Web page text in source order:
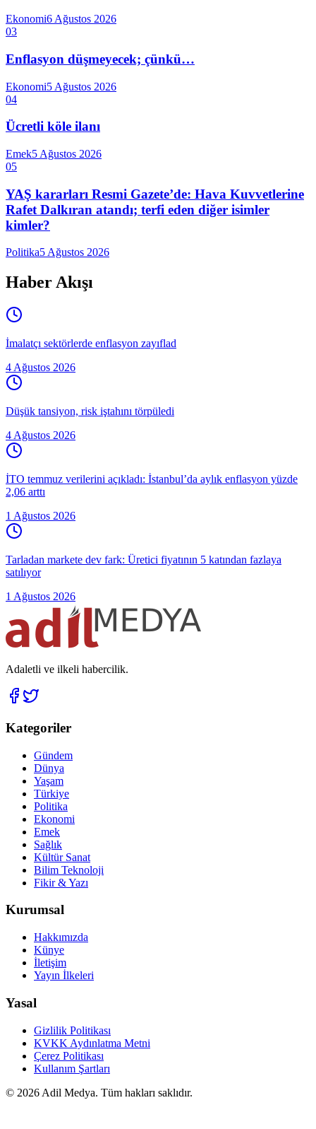
Ekonomi6 Ağustos 2026
03
Enflasyon düşmeyecek; çünkü…
Ekonomi5 Ağustos 2026
04
Ücretli köle ilanı
Emek5 Ağustos 2026
05
YAŞ kararları Resmi Gazete’de: Hava Kuvvetlerine
Rafet Dalkıran atandı; terfi eden diğer isimler
kimler?
Politika5 Ağustos 2026
Haber Akışı
İmalatçı sektörlerde enflasyon zayıflad
4 Ağustos 2026
Düşük tansiyon, risk iştahını törpüledi
4 Ağustos 2026
İTO temmuz verilerini açıkladı: İstanbul’da aylık enflasyon yüzde
2,06 arttı
1 Ağustos 2026
Tarladan markete dev fark: Üretici fiyatının 5 katından fazlaya
satılıyor
1 Ağustos 2026
Adaletli ve ilkeli habercilik.
Kategoriler
Gündem
Dünya
Yaşam
Türkiye
Politika
Ekonomi
Emek
Sağlık
Kültür Sanat
Bilim Teknoloji
Fikir & Yazı
Kurumsal
Hakkımızda
Künye
İletişim
Yayın İlkeleri
Yasal
Gizlilik Politikası
KVKK Aydınlatma Metni
Çerez Politikası
Kullanım Şartları
© 2026 Adil Medya. Tüm hakları saklıdır.